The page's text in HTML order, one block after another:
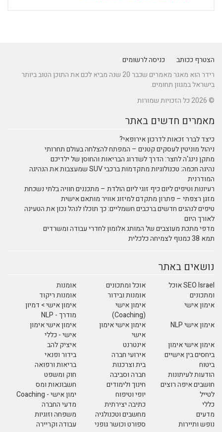
הצטרף ככותב
כניסה לרשומים
רידר הוא מאגר מאמרים שכבר 20 שנה מביא לכם את התוכן הטוב ביותר
בישראל במגוון תחומים.
© 2026 כל הזכויות שמורות
מאמרים חדשים באתר
כיצד לברר זכאות לדרכון אירופאי?
ניהול מוניטין לעסקים קטנים – המפתח להצלחה בעולם תחרותי
מתקן נינג'ה לחצר: הדרך לשדרוג הבריאות והחוסן של ילדיכם
נהיגה חכמה: טכנולוגיות מתקדמות ברכבי SUV שמעצבות את הנהיגה
המודרנית
רעיונות וטיפים ליום כיף זוגי ליום הולדת – מתכננים חוויה בלתי נשכחת
מזגן רצפתי – פתרון מתקדם למיזוג אוויר מותאם אישית
טיפים לנהגים חדשים ברכבים חשמליים: כך תוכלו לנהל נכון את הטעינה
לאורך היום
מדפי מתכת מעוצבים של המותג אלומון לחדרי עבודה ומשרדים
תמא 38 כמנוף לצמיחה כלכלית
נושאים באתר
SEO Israel אוכל
ומתכונים
אוכל ומתכונים
אומנות
אומנות ובידור
אומנות ריקוד
אימון אישי
אימון אישי
(Coaching)
אימון אישי > דמיון
מודרך - NLP
אימון אישי NLP
אימון אישי אימון
אישי
אימון אישי אימון
אישי - כללי
אימון אישי אימון
ביחסים בין אישיים
אינטרנט
איציק להב
אירועי חברה
בידור ופנאי
ביטוח
בית וצרכנות
בריאות ורפואה
הודעות לעיתונות
חברה וסביבה
חוק ומשפט
חושבים איפה רוצים
לטייל
חינוך ולימודים
חשבונאות ומס
יופי וטיפוח
ימון אישי - Coaching
כללי
כתיבה יצירתית
מדעי החברה
מדעים
מחשבים וטכנולגיה
משפחה וזוגיות
נופש ותיירות
ספורט וכושר גופני
עבודה וקריירה